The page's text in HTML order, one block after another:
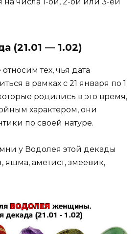
(21.01 — 1.02)
тех, чья дата
в рамках с 21 января по 1
родились в это время,
характером, они
по своей натуре.
у Водолея этой декады
яшма, аметист, змеевик,